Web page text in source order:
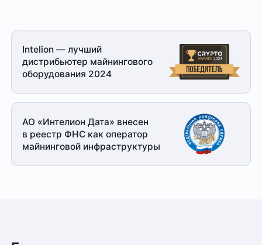
Intelion — лучший
дистрибьютер майнингового
оборудования 2024
АО «Интелион Дата» внесен
в реестр ФНС как оператор
майнинговой инфраструктуры